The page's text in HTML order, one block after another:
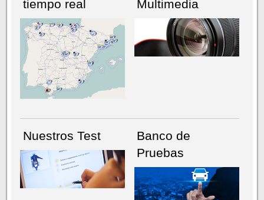
NÚMERO ACTUALHEMEROTECA
tiempo real
Multimedia
Nuestros Test
Banco de
Pruebas